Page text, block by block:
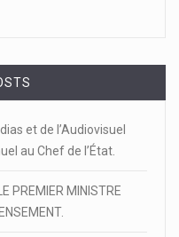
et de l’Audiovisuel
au Chef de l’État.
PREMIER MINISTRE